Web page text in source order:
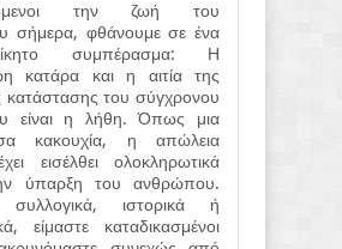
την ζωή του
σήμερα, φθάνουμε σε ένα
συμπέρασμα: Η
κατάρα και η αιτία της
κατάστασης του σύγχρονου
είναι η λήθη. Όπως μια
κακουχία, η απώλεια
εισέλθει ολοκληρωτικά
ύπαρξη του ανθρώπου.
συλλογικά, ιστορικά ή
είμαστε καταδικασμένοι